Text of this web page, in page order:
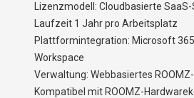
Lizenzmodell: Cloudbasierte
Laufzeit 1 Jahr pro Arbeitsplatz
Plattformintegration: Microsoft
Workspace
Verwaltung: Webbasiertes
Kompatibel mit ROOMZ-